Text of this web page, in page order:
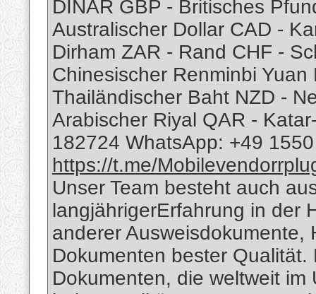
DINAR GBP - Britisches
Australischer Dollar CAD -
Dirham ZAR - Rand CHF -
Chinesischer Renminbi
Thailändischer Baht NZD -
Arabischer Riyal QAR -
182724 WhatsApp: +49
https://t.me/
Unser Team besteht auch
langjährigerErfahrung in der
anderer Ausweisdokumente,
Dokumenten bester
Dokumenten, die weltweit